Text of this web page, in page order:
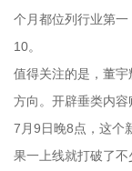
个月都位列行业第
10。
值得关注的是，董
方向。开辟垂类内容
7月9日晚8点，这个
果一上线就打破了不